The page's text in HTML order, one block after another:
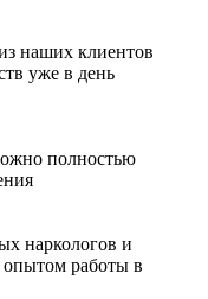
наших клиентов
уже в день
полностью
наркологов и
опытом работы в